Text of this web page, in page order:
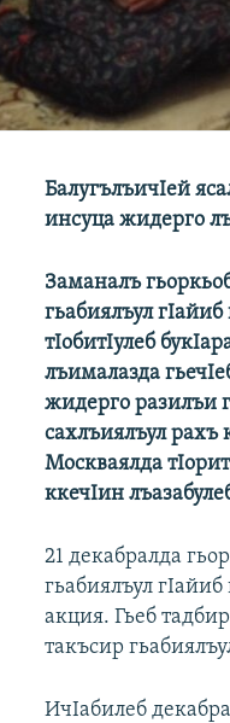
БалугълъичIей
инсуца жидерго
Заманалъ
гьабиялъул
тIобитIулеб
лъималазда
жидерго разилъи
сахлъиялъул рахъ
Москваялда
ккечIин
21 декабралда
гьабиялъул
акция. Гьеб
такъсир
ИчIабилеб